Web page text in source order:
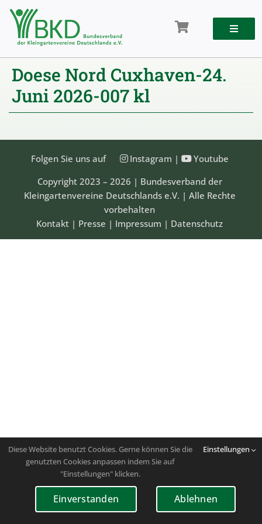
Zum
Inhalt
springen
Doese Nord Cuxhaven-24.
Juni 2026-007 kl
Folgen Sie uns auf Instagram |
Youtube
Copyright 2023 – 2026 | Bundesverband der
Kleingartenvereine Deutschlands e.V. | Alle Rechte
vorbehalten
Kontakt | Presse | Impressum | Datenschutz
Diese Website benutzt Cookies. Gerne können Sie die
genutzten Cookies anpassen indem Sie auf
"Einstellungen" klicken.
Einstellungen
Einverstanden Ablehnen